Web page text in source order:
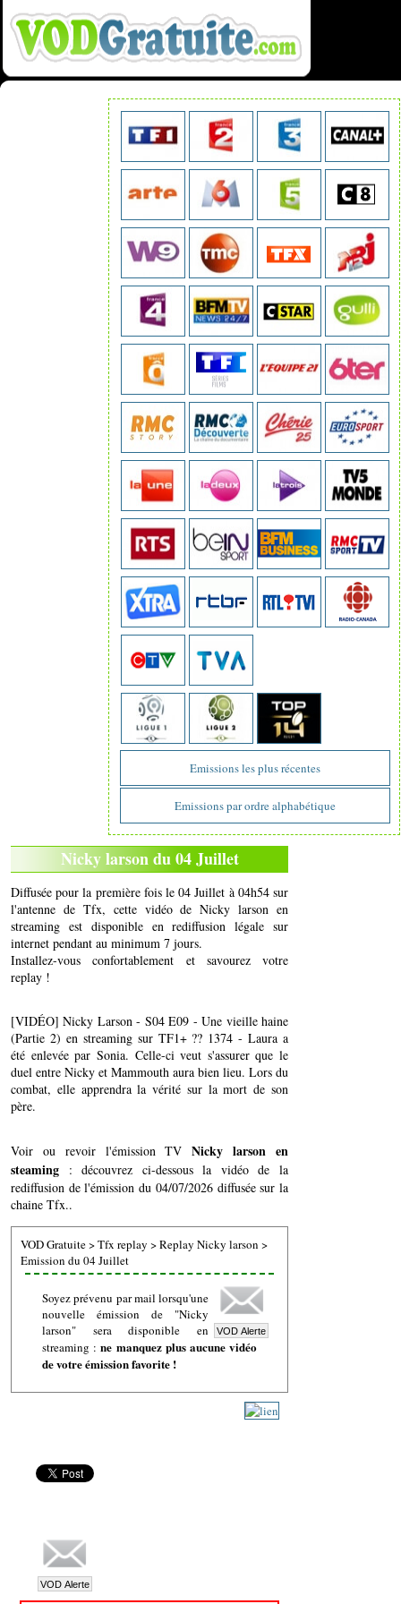
Emissions les plus récentes
Emissions par ordre alphabétique
Nicky larson du 04 Juillet
Diffusée pour la première fois le 04 Juillet à 04h54 sur
l'antenne de Tfx, cette vidéo de Nicky larson en
streaming est disponible en rediffusion légale sur
internet pendant au minimum 7 jours.
Installez-vous confortablement et savourez votre
replay !
[VIDÉO] Nicky Larson - S04 E09 - Une vieille haine
(Partie 2) en streaming sur TF1+ ?? 1374 - Laura a
été enlevée par Sonia. Celle-ci veut s'assurer que le
duel entre Nicky et Mammouth aura bien lieu. Lors du
combat, elle apprendra la vérité sur la mort de son
père.
Voir ou revoir l'émission TVNicky larson en
steaming : découvrez ci-dessous la vidéo de la
rediffusion de l'émission du 04/07/2026 diffusée sur la
chaine Tfx..
VOD Gratuite>Tfx replay >Replay Nicky larson >
Emission du 04 Juillet
Soyez prévenu par mail lorsqu'une
nouvelle émission de "Nicky
larson" sera disponible en
streaming :ne manquez plus aucune vidéo
de votre émission favorite !